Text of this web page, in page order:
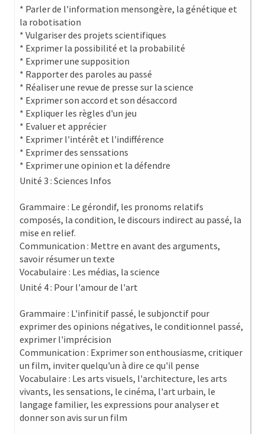
* Parler de l'information mensongère, la génétique et
la robotisation
* Vulgariser des projets scientifiques
* Exprimer la possibilité et la probabilité
* Exprimer une supposition
* Rapporter des paroles au passé
* Réaliser une revue de presse sur la science
* Exprimer son accord et son désaccord
* Expliquer les règles d'un jeu
* Evaluer et apprécier
* Exprimer l'intérêt et l'indifférence
* Exprimer des senssations
* Exprimer une opinion et la défendre
Unité 3 : Sciences Infos
Grammaire : Le gérondif, les pronoms relatifs
composés, la condition, le discours indirect au passé, la
mise en relief.
Communication : Mettre en avant des arguments,
savoir résumer un texte
Vocabulaire : Les médias, la science
Unité 4 : Pour l'amour de l'art
Grammaire : L'infinitif passé, le subjonctif pour
exprimer des opinions négatives, le conditionnel passé,
exprimer l'imprécision
Communication : Exprimer son enthousiasme, critiquer
un film, inviter quelqu'un à dire ce qu'il pense
Vocabulaire : Les arts visuels, l'architecture, les arts
vivants, les sensations, le cinéma, l'art urbain, le
langage familier, les expressions pour analyser et
donner son avis sur un film